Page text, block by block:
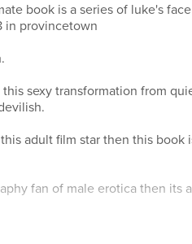
book is a series of luke's
in provincetown
sexy transformation from
adult film star then this book
fan of male erotica then its